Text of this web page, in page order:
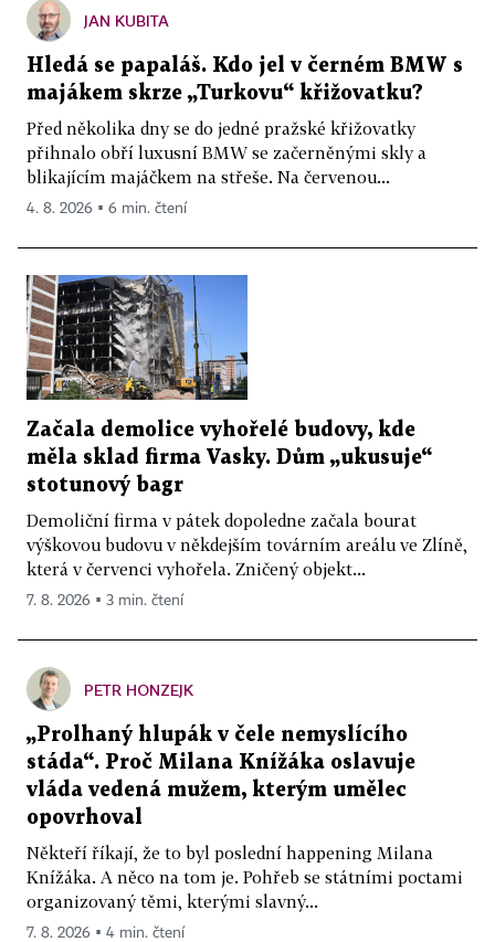
JAN KUBITA
Hledá se papaláš. Kdo jel v černém BMW s
majákem skrze „Turkovu“ křižovatku?
Před několika dny se do jedné pražské křižovatky
přihnalo obří luxusní BMW se začerněnými skly a
blikajícím majáčkem na střeše. Na červenou...
4. 8. 2026 ▪ 6 min. čtení
Začala demolice vyhořelé budovy, kde
měla sklad firma Vasky. Dům „ukusuje“
stotunový bagr
Demoliční firma v pátek dopoledne začala bourat
výškovou budovu v někdejším továrním areálu ve Zlíně,
která v červenci vyhořela. Zničený objekt...
7. 8. 2026 ▪ 3 min. čtení
PETR HONZEJK
„Prolhaný hlupák v čele nemyslícího
stáda“. Proč Milana Knížáka oslavuje
vláda vedená mužem, kterým umělec
opovrhoval
Někteří říkají, že to byl poslední happening Milana
Knížáka. A něco na tom je. Pohřeb se státními poctami
organizovaný těmi, kterými slavný...
7. 8. 2026 ▪ 4 min. čtení